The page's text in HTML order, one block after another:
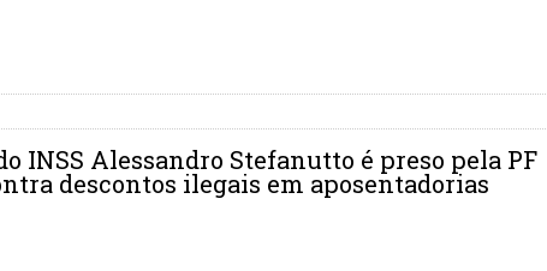
INSS Alessandro Stefanutto é preso pela PF
descontos ilegais em aposentadorias